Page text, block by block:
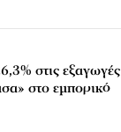
στις εξαγωγές
στο εμπορικό